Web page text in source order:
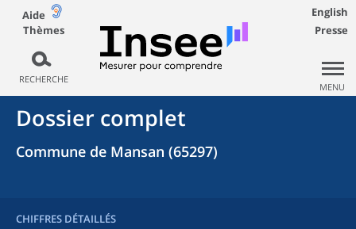
Aide
Thèmes
RECHERCHE
English
Presse
MENU
Dossier complet
Commune de Mansan (65297)
CHIFFRES DÉTAILLÉS